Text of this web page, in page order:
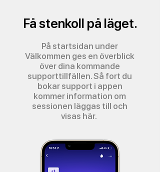
Få stenkoll på läget.
På startsidan under
Välkommen ges en överblick
över dina kommande
supporttillfällen. Så fort du
bokar support i appen
kommer information om
sessionen läggas till och
visas här.